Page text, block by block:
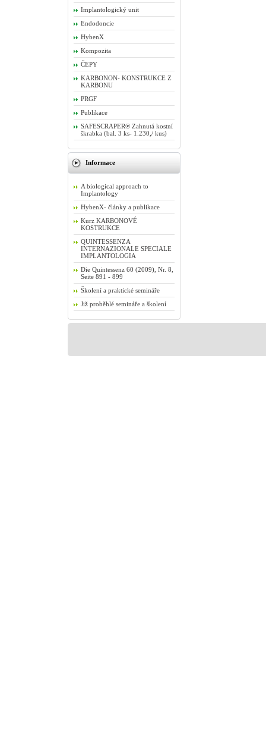
Implantologický unit
Endodoncie
HybenX
Kompozita
ČEPY
KARBONON- KONSTRUKCE Z
KARBONU
PRGF
Publikace
SAFESCRAPER® Zahnutá kostní
škrabka (bal. 3 ks- 1.230,/ kus)
Informace
A biological approach to
Implantology
HybenX- články a publikace
Kurz KARBONOVÉ
KOSTRUKCE
QUINTESSENZA
INTERNAZIONALE SPECIALE
IMPLANTOLOGIA
Die Quintessenz 60 (2009), Nr. 8,
Seite 891 - 899
Školení a praktické semináře
Již proběhlé semináře a školení